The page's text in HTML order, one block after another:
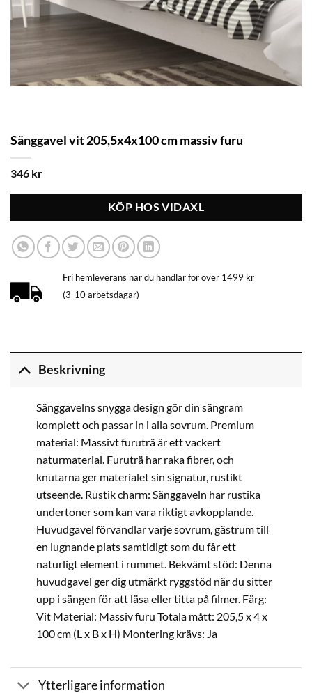
Sänggavel vit 205,5x4x100 cm massiv furu
346 kr
KÖP HOS VIDAXL
Fri hemleverans när du handlar för över 1499 kr
(3-10 arbetsdagar)
Beskrivning
Sänggavelns snygga design gör din sängram
komplett och passar in i alla sovrum. Premium
material: Massivt furuträ är ett vackert
naturmaterial. Furuträ har raka fibrer, och
knutarna ger materialet sin signatur, rustikt
utseende. Rustik charm: Sänggaveln har rustika
undertoner som kan vara riktigt avkopplande.
Huvudgavel förvandlar varje sovrum, gästrum till
en lugnande plats samtidigt som du får ett
naturligt element i rummet. Bekvämt stöd: Denna
huvudgavel ger dig utmärkt ryggstöd när du sitter
upp i sängen för att läsa eller titta på filmer. Färg:
Vit Material: Massiv furu Totala mått: 205,5 x 4 x
100 cm (L x B x H) Montering krävs: Ja
Ytterligare information